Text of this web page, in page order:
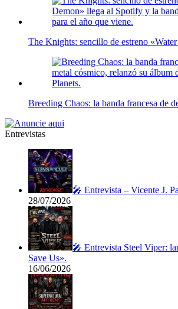
The Knights: sencillo de estreno
Breeding Chaos: la banda francesa de
Entrevistas
🎤 Entrevista – Vicente J.
28/07/2026
🎤 Entrevista Steel Viper:
Save Us».
16/06/2026